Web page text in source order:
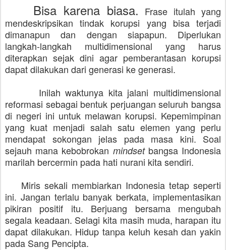
Bisa karena biasa. Frase itulah yang
mendeskripsikan tindak korupsi yang bisa terjadi
dimanapun dan dengan siapapun. Diperlukan
langkah-langkah multidimensional yang harus
diterapkan sejak dini agar pemberantasan korupsi
dapat dilakukan dari generasi ke generasi.
Inilah waktunya kita jalani multidimensional
reformasi sebagai bentuk perjuangan seluruh bangsa
di negeri ini untuk melawan korupsi. Kepemimpinan
yang kuat menjadi salah satu elemen yang perlu
mendapat sokongan jelas pada masa kini. Soal
sejauh mana kebobrokan mindsetbangsa Indonesia
marilah bercermin pada hati nurani kita sendiri.
Miris sekali membiarkan Indonesia tetap seperti
ini. Jangan terlalu banyak berkata, implementasikan
pikiran positif itu. Berjuang bersama mengubah
segala keadaan. Selagi kita masih muda, harapan itu
dapat dilakukan. Hidup tanpa keluh kesah dan yakin
pada Sang Pencipta.